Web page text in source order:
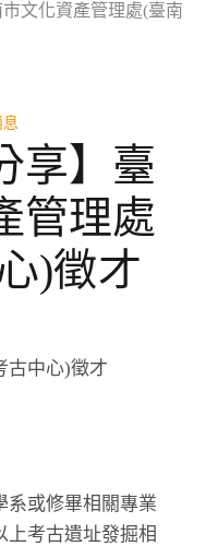
市文化資產管理處(臺南
享】臺
管理處
)徵才
古中心)徵才
系或修畢相關專業
上考古遺址發掘相